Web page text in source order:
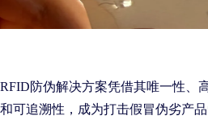
RFID防伪解决方案凭借其唯一性、
和可追溯性，成为打击假冒伪劣产品